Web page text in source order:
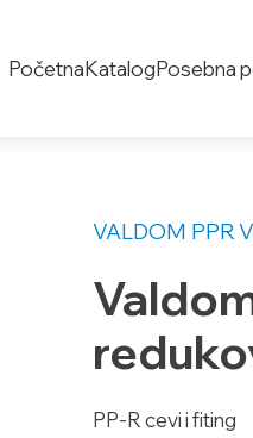
PočetnaKatalogPosebna
PP-R cevi i fiting
VALDOM PPR